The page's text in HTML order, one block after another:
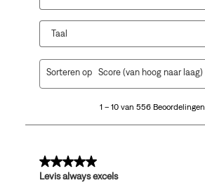
Taal
556
1 – 10 van 556 Beoordelingen
Sorteren op Score (van hoog naar laag)
5 van 5 sterren.
Levis always excels